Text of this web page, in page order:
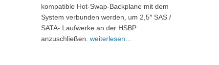
kompatible Hot-Swap-Backplane mit dem
System verbunden werden, um 2,5″ SAS /
SATA- Laufwerke an der HSBP
anzuschließen. weiterlesen…